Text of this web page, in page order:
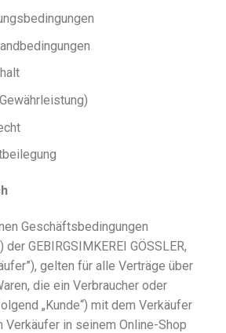
Geschäftsbedingungen
der GEBIRGSIMKEREI GÖSSLER,
gelten für alle Verträge über
die ein Verbraucher oder
„Kunde“) mit dem Verkäufer
Verkäufer in seinem Online-Shop